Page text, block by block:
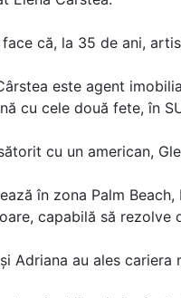
face că, la 35 de ani,
este agent
cu cele două fete, în
cu un american,
în zona Palm
capabilă să rezolve
Adriana au ales cariera